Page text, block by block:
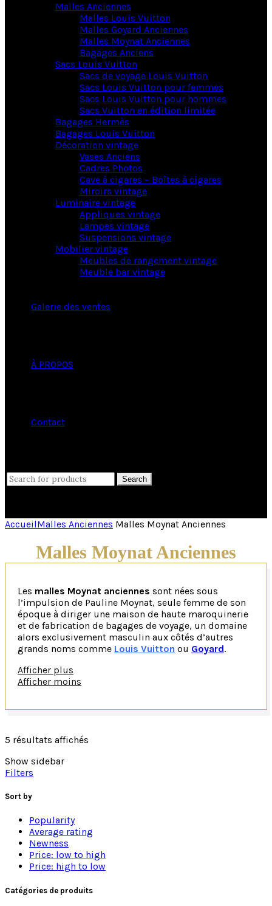
Malles Anciennes
Malles Louis Vuitton
Malles Goyard Anciennes
Malles Moynat Anciennes
Bagages Anciens
Sacs Louis Vuitton
Sacs de voyage Louis Vuitton
Sacs Louis Vuitton pour femmes
Sacs Louis Vuitton pour hommes
Sacs Vuitton en édition limitée
Bagages Hermès
Bagages Louis Vuitton
Décoration vintage
Vases Anciens
Cadres Photos
Cave à cigares – Boîtes à cigares
Miroirs vintage
Luminaire vintage
Appliques vintage
Lampes vintage
Suspensions vintage
Mobilier vintage
Meubles de rangement vintage
Meuble bar vintage
Galerie des ventes
À PROPOS
Contact
Search
for:
Search
AccueilMalles Anciennes Malles Moynat Anciennes
Malles Moynat Anciennes
Les malles Moynat anciennes sont nées sous
l’impulsion de Pauline Moynat, seule femme de son
époque à diriger une maison de haute maroquinerie
et de fabrication de bagages de voyage, un domaine
alors exclusivement masculin aux côtés d’autres
grands noms comme Louis Vuitton ou Goyard.
Portée par un caractère énergique et créatif en pleine
malletier est devenu une référence incontournable
Notre sélection de malles Moynat d’époque
Red Rose Antiques
exclusive de
collection: modèles courrier, formats cabine et
coffres automobiles d’époque. Chaque création
présentée dans notre catalogue est rigoureusement
expertisée, authentifiée et restaurée dans les règles
de l’art par des spécialistes du patrimoine.
galerie au Marché des Puces de Saint-Ouen ou
Afficher plus
Afficher moins
5 résultats affichés
Show sidebar
Filters
Sort by
Popularity
Average rating
Newness
Price: low to high
Price: high to low
Catégories de produits